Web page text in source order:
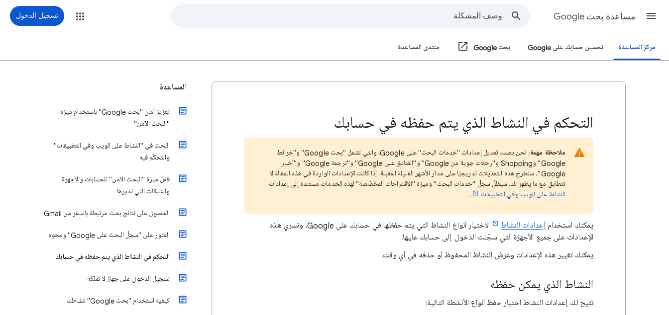
مساعدة بحث Google تسجيل الدخول
مركز المساعدة تحسين حسابك على Google بحث Google منتدى المساعدة
التحكم في النشاط الذي يتم حفظه في حسابك
ملاحظة مهمة
: نحن بصدد تعديل إعدادات "خدمات البحث" على Google، والتي تشمل "بحث Google" و"خرائط
Google" وShopping و"رحلات جوية من Google" و"الفنادق على Google" و"ترجمة Google" و"أخبار
Google". سنطرح هذه التعديلات تدريجيًا على مدار الأشهر القليلة المقبلة. إذا كانت الإعدادات الواردة في هذه المقالة لا
تتطابق مع ما يظهر لك، سيظلّ سجلّ "خدمات البحث" وميزة "الاقتراحات المخصّصة" لهذه الخدمات مستندة إلى إعدادات
النشاط على الويب وفي التطبيقات
.
يمكنك استخدام إعدادات النشاط
لاختيار أنواع النشاط التي يتم حفظها في حسابك على Google. وتسري هذه
الإعدادات على جميع الأجهزة التي سجّلت الدخول إلى حسابك عليها.
يمكنك تغيير هذه الإعدادات وعرض النشاط المحفوظ أو حذفه في أي وقت.
النشاط الذي يمكن حفظه
تتيح لك إعدادات النشاط اختيار حفظ أنواع الأنشطة التالية:
المساعدة
تعزيز أمان "بحث Google" باستخدام ميزة
"البحث الآمن"
البحث في "النشاط على الويب وفي التطبيقات"
والتحكُّم فيه
قفل ميزة "البحث الآمن" للحسابات والأجهزة
والشبكات التي تديرها
الحصول على نتائج بحث مرتبطة بالسفر من Gmail
العثور على "سجلّ البحث على Google" ومحوه
التحكم في النشاط الذي يتم حفظه في حسابك
تسجيل الدخول على جهاز لا تملكه
كيفية استخدام "بحث Google" لنشاطك